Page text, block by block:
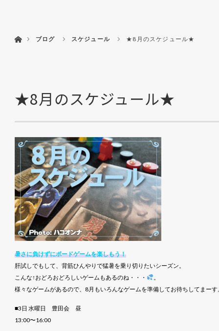
ブログ
スケジュール ★8月のスケジュール★
★8月のスケジュール★
暑さに負けずにボードゲームを楽しもう！
肝試しでもして、背筋ひんやりで猛暑を乗り切りたいシーズン。
こんな↑おどろおどろしいゲームもあるのね・・・
。
様々なゲームがあるので、8月もいろんなゲームを準備してお待ちしてまーす
■3日 水曜日 豊田会 昼
13:00〜16:00